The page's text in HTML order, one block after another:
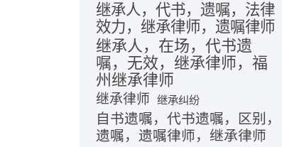
继承人，代书，遗嘱，法律
效力，继承律师，遗嘱律师
继承人，在场，代书遗
嘱，无效，继承律师，福
州继承律师
继承律师 继承纠纷
自书遗嘱，代书遗嘱，区别，
遗嘱，遗嘱律师，继承律师